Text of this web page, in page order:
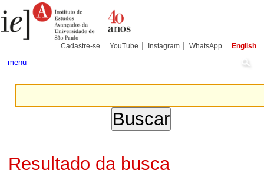
para
conteúdo.
Pessoais
Cadastre-se YouTube Instagram WhatsApp English
menu
Resultado da busca